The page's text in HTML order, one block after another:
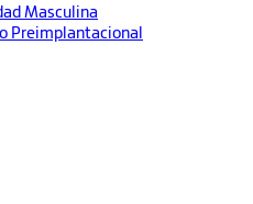
Masculina
Preimplantacional